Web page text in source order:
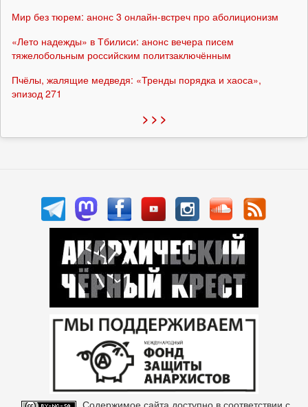
Мир без тюрем: анонс 3 онлайн-встреч про аболиционизм
«Лето надежды» в Тбилиси: анонс вечера писем
тяжелобольным российским политзаключённым
Пчёлы, жалящие медведя: «Тренды порядка и хаоса»,
эпизод 271
> > >